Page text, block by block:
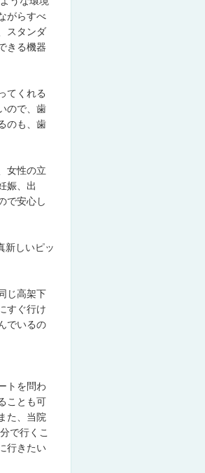
がらすべ
スタンダ
きる機器
てくれる
ので、歯
のも、歯
女性の立
娠、出
で安心し
新しいピッ
じ高架下
すぐ行け
でいるの
トを問わ
ことも可
た、当院
で行くこ
行きたい